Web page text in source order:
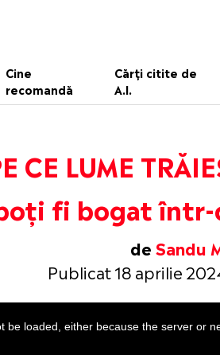
Cine
recomandă
Cărți citite de
A.I.
CE LUME
fi bogat într-
de Sandu
Publicat 18 aprilie
be loaded, either because the server or